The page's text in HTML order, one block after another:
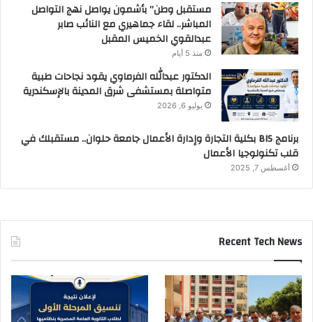
مستقبل وطن” بأشمون يواصل نهج التواصل
المباشر.. لقاء جماهيري مع النائب صابر
عبدالقوي الخميس المقبل
منذ 5 أيام
الدكتور عبدالله الفرماوي يقود نجاحات طبية
متواصلة بمستشفى شرق المدينة بالإسكندرية
يوليو 6, 2026
برنامج BIS بكلية التجارة وإدارة الأعمال جامعة حلوان.. مستقبلك في
قلب تكنولوجيا الأعمال
أغسطس 7, 2025
Recent Tech News